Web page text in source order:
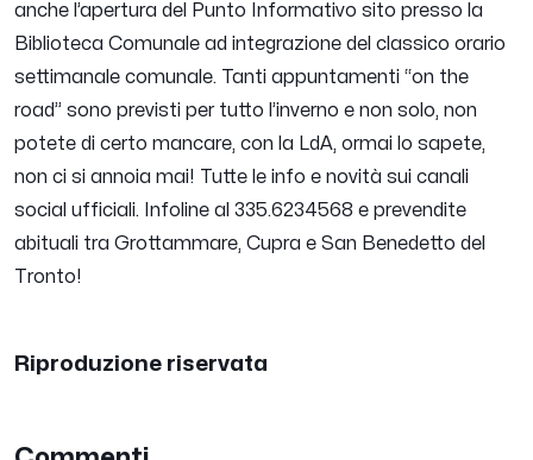
anche l’apertura del Punto Informativo sito presso la
Biblioteca Comunale ad integrazione del classico orario
settimanale comunale. Tanti appuntamenti “on the
road” sono previsti per tutto l’inverno e non solo, non
potete di certo mancare, con la LdA, ormai lo sapete,
non ci si annoia mai! Tutte le info e novità sui canali
social ufficiali. Infoline al 335.6234568 e prevendite
abituali tra Grottammare, Cupra e San Benedetto del
Tronto!
Riproduzione riservata